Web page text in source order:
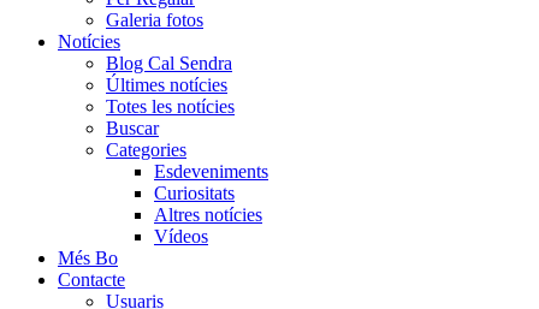
Galeria fotos
Notícies
Blog Cal Sendra
Últimes notícies
Totes les notícies
Buscar
Categories
Esdeveniments
Curiositats
Altres notícies
Vídeos
Més Bo
Contacte
Usuaris